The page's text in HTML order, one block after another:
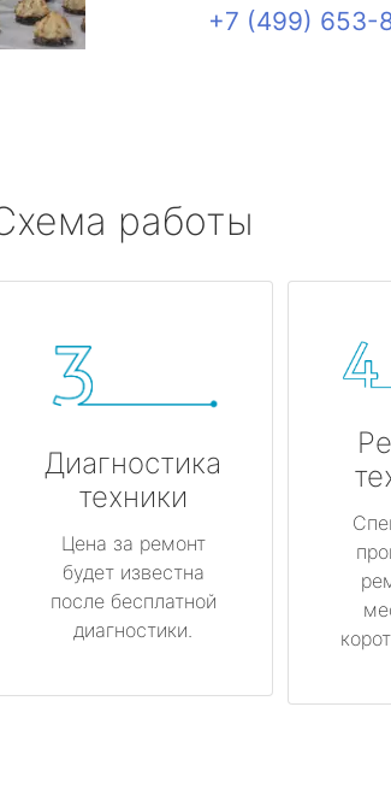
+7 (499) 653-
работы
Диагностика
техники
Цена за ремонт
будет известна
после бесплатной
диагностики.